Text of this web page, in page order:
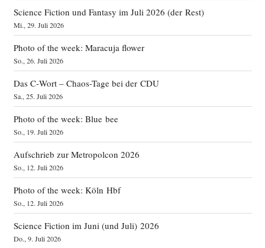
Science Fiction und Fantasy im Juli 2026 (der Rest)
Mi., 29. Juli 2026
Photo of the week: Maracuja flower
So., 26. Juli 2026
Das C‑Wort – Chaos-Tage bei der CDU
Sa., 25. Juli 2026
Photo of the week: Blue bee
So., 19. Juli 2026
Aufschrieb zur Metropolcon 2026
So., 12. Juli 2026
Photo of the week: Köln Hbf
So., 12. Juli 2026
Science Fiction im Juni (und Juli) 2026
Do., 9. Juli 2026